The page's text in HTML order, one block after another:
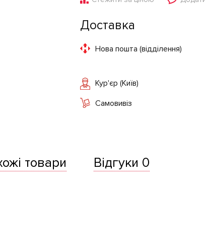
Доставка
Нова пошта (відділення)
Кур'єр (Київ)
Самовивіз
товари Відгуки 0